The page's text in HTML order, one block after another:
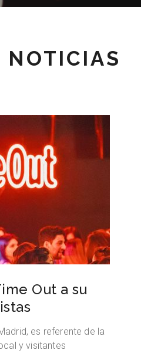
NOTICIAS
Out a su
es referente de la
y visitantes